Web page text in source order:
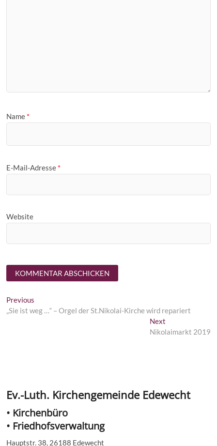
Name *
E-Mail-Adresse *
Website
Beitragsnavigation
Previous
post:
„Sie ist weg …“ – Orgel der St.Nikolai-Kirche wird repariert
NextNext
post:
Nikolaimarkt 2019
Ev.-Luth. Kirchengemeinde Edewecht
• Kirchenbüro
• Friedhofsverwaltung
Hauptstr. 38, 26188 Edewecht